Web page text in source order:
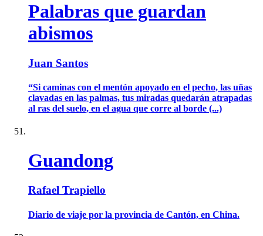
Palabras que guardan
abismos
Juan Santos
“Si caminas con el mentón apoyado en el pecho, las uñas
clavadas en las palmas, tus miradas quedarán atrapadas
al ras del suelo, en el agua que corre al borde (...)
Guandong
Rafael Trapiello
Diario de viaje por la provincia de Cantón, en China.